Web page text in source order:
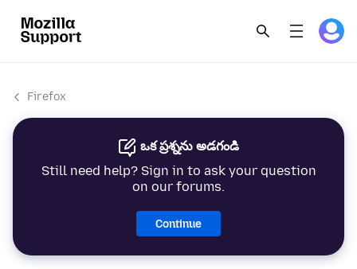
Firefox
ఒక ప్రశ్నను అడగండి
Still need help? Sign in to ask your question
on our forums.
Continue